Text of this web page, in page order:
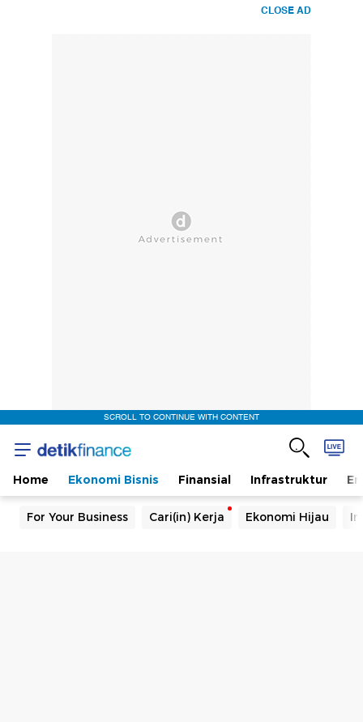
CLOSE AD
SCROLL TO CONTINUE WITH CONTENT
Home Ekonomi Bisnis Finansial Infrastruktur
For Your Business Cari(in) Kerja Ekonomi Hijau